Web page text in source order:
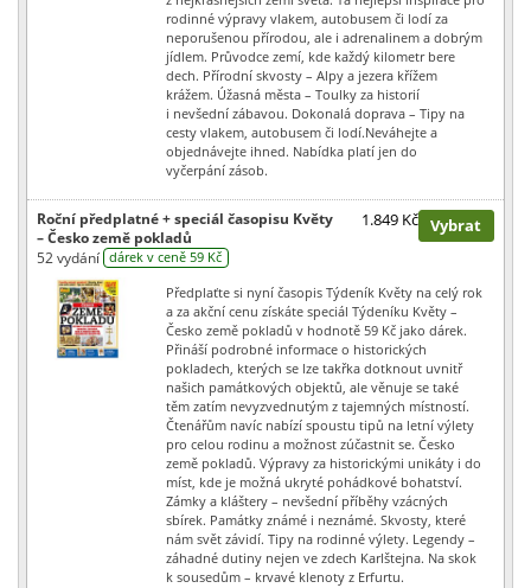
rodinné výpravy vlakem, autobusem či lodí za
neporušenou přírodou, ale i adrenalinem a dobrým
jídlem. Průvodce zemí, kde každý kilometr bere
dech. Přírodní skvosty – Alpy a jezera křížem
krážem. Úžasná města – Toulky za historií
i nevšední zábavou. Dokonalá doprava – Tipy na
cesty vlakem, autobusem či lodí.Neváhejte a
objednávejte ihned. Nabídka platí jen do
vyčerpání zásob.
Roční předplatné + speciál časopisu Květy
– Česko země pokladů
52 vydání dárek v ceně 59 Kč
1.849 Kč Vybrat
Předplaťte si nyní časopis Týdeník Květy na celý rok
a za akční cenu získáte speciál Týdeníku Květy –
Česko země pokladů v hodnotě 59 Kč jako dárek.
Přináší podrobné informace o historických
pokladech, kterých se lze takřka dotknout uvnitř
našich památkových objektů, ale věnuje se také
těm zatím nevyzvednutým z tajemných místností.
Čtenářům navíc nabízí spoustu tipů na letní výlety
pro celou rodinu a možnost zúčastnit se. Česko
země pokladů. Výpravy za historickými unikáty i do
míst, kde je možná ukryté pohádkové bohatství.
Zámky a kláštery – nevšední příběhy vzácných
sbírek. Památky známé i neznámé. Skvosty, které
nám svět závidí. Tipy na rodinné výlety. Legendy –
záhadné dutiny nejen ve zdech Karlštejna. Na skok
k sousedům – krvavé klenoty z Erfurtu.